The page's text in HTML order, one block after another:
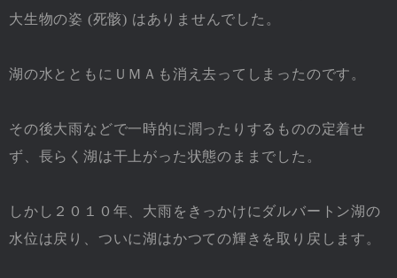
大生物の姿 (死骸) はありませんでした。
湖の水とともにＵＭＡも消え去ってしまったのです。
その後大雨などで一時的に潤ったりするものの定着せ
ず、長らく湖は干上がった状態のままでした。
しかし２０１０年、大雨をきっかけにダルバートン湖の
水位は戻り、ついに湖はかつての輝きを取り戻します。